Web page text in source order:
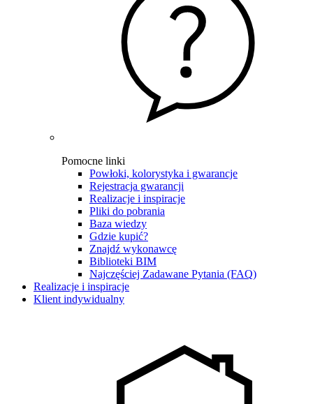
Pomocne linki
Powłoki, kolorystyka i gwarancje
Rejestracja gwarancji
Realizacje i inspiracje
Pliki do pobrania
Baza wiedzy
Gdzie kupić?
Znajdź wykonawcę
Biblioteki BIM
Najczęściej Zadawane Pytania (FAQ)
Realizacje i inspiracje
Klient indywidualny